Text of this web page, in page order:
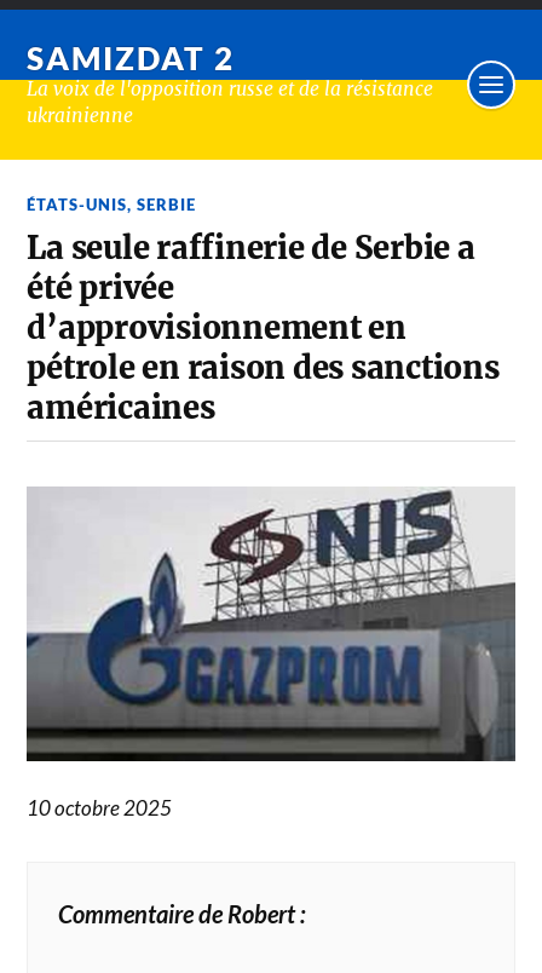
SAMIZDAT 2
La voix de l'opposition russe et de la résistance
ukrainienne
ÉTATS-UNIS,SERBIE
La seule raffinerie de Serbie a
été privée
d’approvisionnement en
pétrole en raison des sanctions
américaines
10 octobre 2025
Commentaire de Robert :